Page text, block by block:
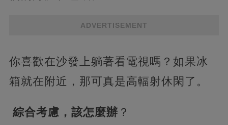
ADVERTISEMENT
你喜歡在沙發上躺著看電視嗎？如果冰
箱就在附近，那可真是高輻射休閑了。
綜合考慮，該怎麼辦 ？